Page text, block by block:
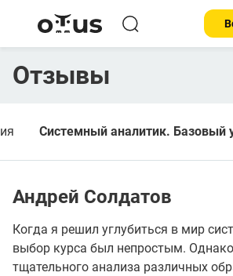
Отзывы
Системный аналитик. Базовый
Андрей Солдатов
Когда я решил углубиться в мир
выбор курса был непростым.
тщательного анализа различных